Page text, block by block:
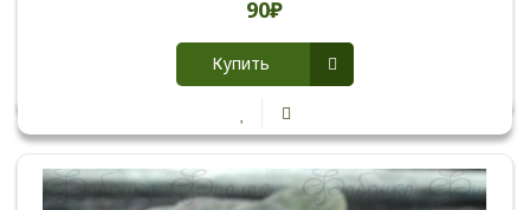
90₽
Купить